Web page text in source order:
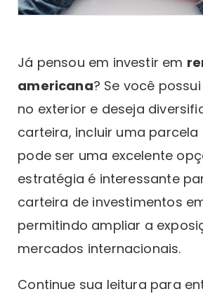
Já pensou em investir em
americana? Se você
no exterior e deseja
carteira, incluir uma parcela
pode ser uma excelente
estratégia é interessante
carteira de investimentos
permitindo ampliar a
mercados internacionais.
Continue sua leitura para